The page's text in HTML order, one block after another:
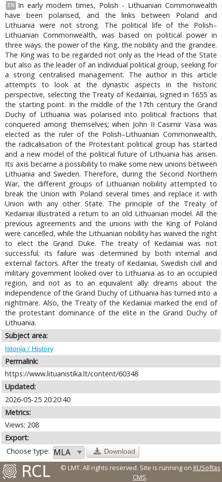
EN
In early modern times, Polish - Lithuanian Commonwealth
have been polarised, and the links between Poland and
Lithuania were not strong. The political life of the Polish–
Lithuanian Commonwealth, was based on political power in
three ways: the power of the King, the nobility and the grandee.
The King was to be regarded not only as the Head of the State
but also as the leader of an individual political group, seeking for
a strong centralised management. The author in this article
attempts to look at the dynastic aspects in the historic
perspective, selecting the Treaty of Kedainiai, signed in 1655 as
the starting point. In the middle of the 17th century the Grand
Duchy of Lithuania was polarised into political fractions that
conquered among themselves; when John II Casimir Vasa was
elected as the ruler of the Polish–Lithuanian Commonwealth,
the radicalisation of the Protestant political group has started
and a new model of the political future of Lithuania has arisen.
Its axis became a possibility to make some new unions between
Lithuania and Sweden. Therefore, during the Second Northern
War, the different groups of Lithuanian nobility attempted to
break the Union with Poland several times and replace it with
Union with any other State. The principle of the Treaty of
Kedainiai illustrated a return to an old Lithuanian model. All the
previous agreements and the unions with the King of Poland
were cancelled, while the Lithuanian nobility has waived the right
to elect the Grand Duke. The treaty of Kedainiai was not
successful; its failure was determined by both internal and
external factors. After the treaty of Kedainiai, Swedish civil and
military government looked over to Lithuania as to an occupied
region, and not as to an equivalent ally: dreams about the
independence of the Grand Duchy of Lithuania has turned into a
nightmare. Also, the Treaty of the Kedainiai marked the end of
the protestant dominance of the elite in the Grand Duchy of
Lithuania.
Subject area:
Istorija / History
Permalink:
https://www.lituanistika.lt/content/60348
Updated:
2026-05-25 20:20:40
Metrics:
Views: 208
Export:
Choose type:
Download
© LMT. All rights reserved. Site is running on KUSoftas
CMS.